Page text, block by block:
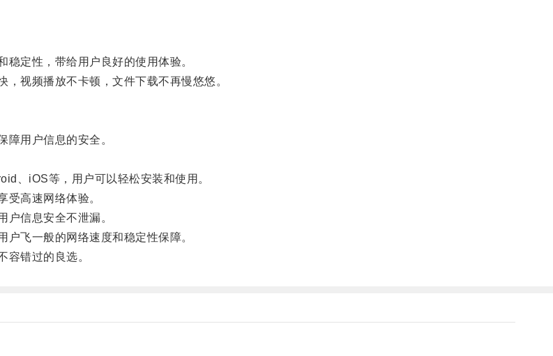
定性，带给用户良好的使用体验。
视频播放不卡顿，文件下载不再慢悠悠。
用户信息的安全。
、iOS等，用户可以轻松安装和使用。
高速网络体验。
信息安全不泄漏。
飞一般的网络速度和稳定性保障。
错过的良选。